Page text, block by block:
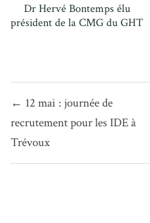
Dr Hervé Bontemps élu
président de la CMG du GHT
de
l’article
← 12 mai : journée de
recrutement pour les IDE à
Trévoux